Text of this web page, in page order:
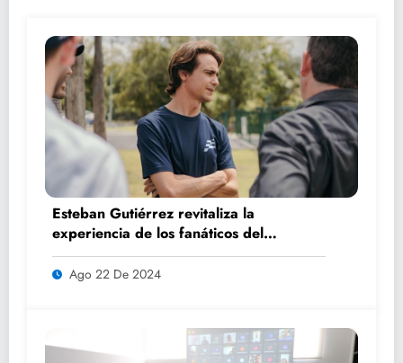
Esteban Gutiérrez revitaliza la
experiencia de los fanáticos del
automovilismo con DRIVER 1
Ago 22 De 2024